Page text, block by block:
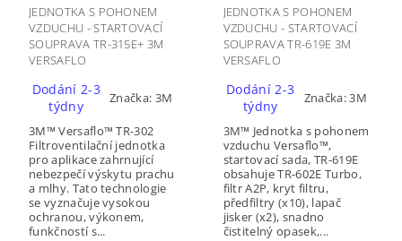
JEDNOTKA S POHONEM
VZDUCHU - STARTOVACÍ
SOUPRAVA TR-315E+ 3M
VERSAFLO
Dodání 2-3
týdny
Značka: 3M
3M™ Versaflo™ TR-302
Filtroventilační jednotka
pro aplikace zahrnující
nebezpečí výskytu prachu
a mlhy. Tato technologie
se vyznačuje vysokou
ochranou, výkonem,
funkčností s...
JEDNOTKA S POHONEM
VZDUCHU - STARTOVACÍ
SOUPRAVA TR-619E 3M
VERSAFLO
Dodání 2-3
týdny
Značka:3M
3M™ Jednotka s pohonem
vzduchu Versaflo™,
startovací sada, TR-619E
obsahuje TR-602E Turbo,
filtr A2P, kryt filtru,
předfiltry (x10), lapač
jisker (x2), snadno
čistitelný opasek,...